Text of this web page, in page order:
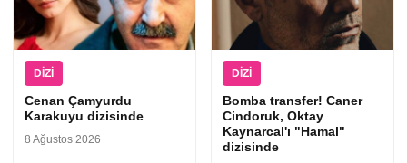
DIZI
Cenan Çamyurdu
Karakuyu dizisinde
8 Ağustos 2026
DIZI
Bomba transfer! Caner
Cindoruk, Oktay
Kaynarcal'ı "Hamal"
dizisinde